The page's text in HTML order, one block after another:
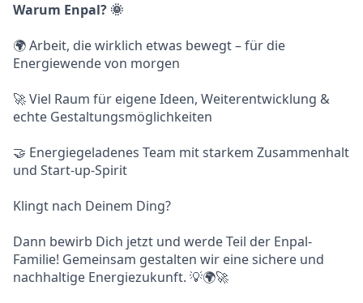
Warum Enpal? 🌞
🌍 Arbeit, die wirklich etwas bewegt – für die
Energiewende von morgen
🚀 Viel Raum für eigene Ideen, Weiterentwicklung &
echte Gestaltungsmöglichkeiten
🤝 Energiegeladenes Team mit starkem Zusammenhalt
und Start-up-Spirit
Klingt nach Deinem Ding?
Dann bewirb Dich jetzt und werde Teil der Enpal-
Familie! Gemeinsam gestalten wir eine sichere und
nachhaltige Energiezukunft. 💡🌍🚀